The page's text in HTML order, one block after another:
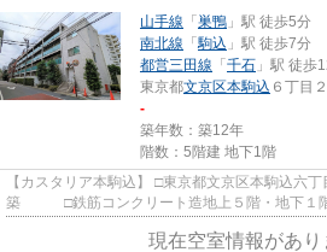
山手線 「 巣鴨 」駅 徒歩5分
南北線 「駒込 」駅 徒歩7分
都営三田線 「 千石 」駅 徒歩
東京都文京区本駒込 ６丁目
-
築年数：築12年
階数：5階建 地下1階
【カスタリア本駒込】 □東京都文京区本駒込六丁目２１－２ □２０１４年３月
築 □鉄筋コンクリート造地上５階・地下１階建て 大和郷（やまと
現在空室情報があり